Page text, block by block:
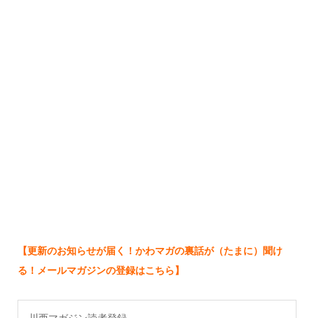
【更新のお知らせが届く！かわマガの裏話が（たまに）聞け
る！メールマガジンの登録はこちら】